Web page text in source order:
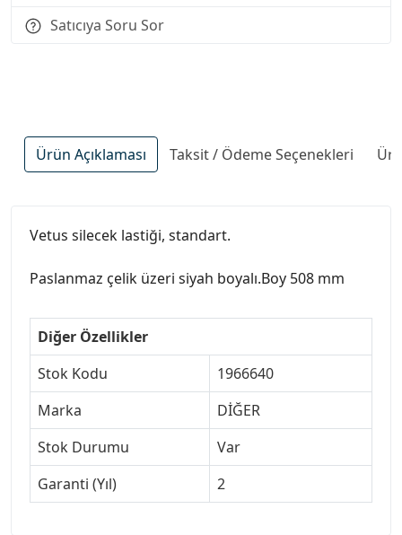
Satıcıya Soru Sor
Ürün Açıklaması Taksit / Ödeme Seçenekleri
Vetus silecek lastiği, standart.
Paslanmaz çelik üzeri siyah boyalı.Boy 508 mm
Diğer Özellikler
Stok Kodu
1966640
Marka
DİĞER
Stok Durumu
Var
Garanti (Yıl)
2